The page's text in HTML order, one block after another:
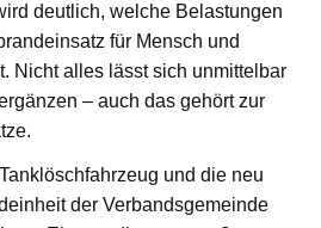
deutlich, welche Belastungen
für Mensch und
Nicht alles lässt sich unmittelbar
– auch das gehört zur
und die neu
der Verbandsgemeinde